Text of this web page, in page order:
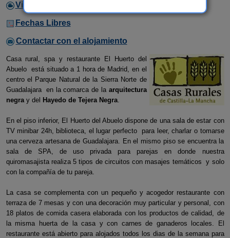
Video
Fechas Libres
Contactar con el alojamiento
Casa rural, spa y restaurante El Huerto del
Abuelo está situado a 1 hora de Madrid, en el
centro el Parque Natural de la Sierra Norte de
Guadalajara en la comarca de la arquitectura
negray del Hayedo de Tejera Negra.
En el piso inferior, El Huerto del Abuelo dispone de una sala de estar con
TV minibar 24h, biblioteca, el lugar perfecto para leer, charlar o tomarse
una cerveza artesana de Guadalajara. En el mismo piso se encuentra la
sala de SPA, de uso privada para parejas en donde nuestra
quiromasajista realiza 5 tipos de circuitos con masajes temáticos y solo
con la compañía de tu pareja.
La casa se complementa con un pequeño y acogedor restaurante con
terraza de 7 mesas y con una decoración muy particular y personal, con
18 platos de comida casera elaborada con los productos de calidad, de
la misma huerta de la casa y con carnes de ganaderos locales. El
restaurante está abierto para alojados todos los dias de la semana para